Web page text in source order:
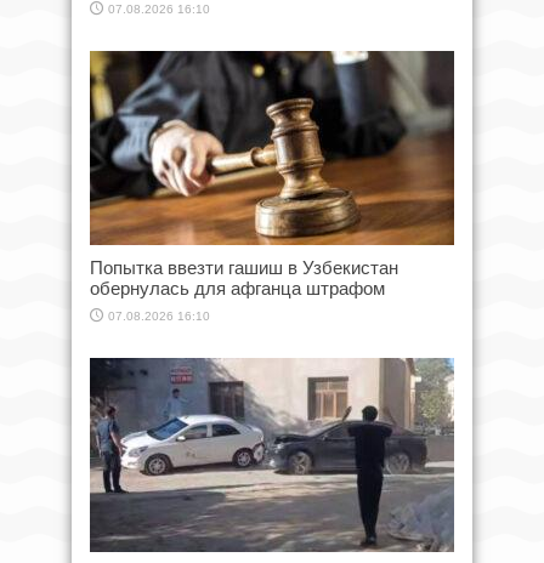
07.08.2026 16:10
Попытка ввезти гашиш в Узбекистан
обернулась для афганца штрафом
07.08.2026 16:10